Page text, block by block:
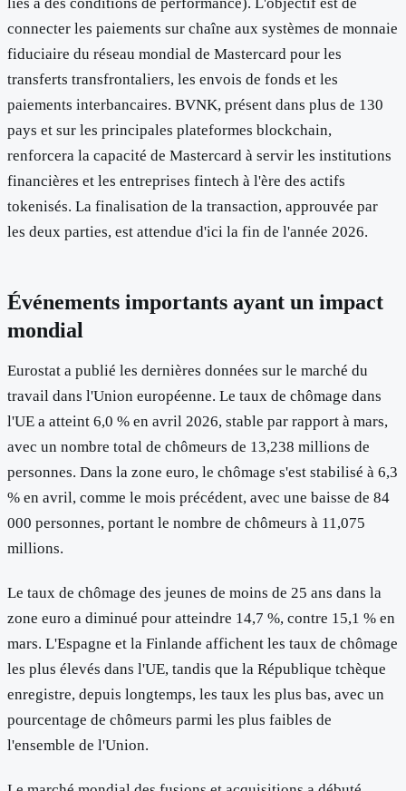
liés à des conditions de performance). L'objectif est de
connecter les paiements sur chaîne aux systèmes de monnaie
fiduciaire du réseau mondial de Mastercard pour les
transferts transfrontaliers, les envois de fonds et les
paiements interbancaires. BVNK, présent dans plus de 130
pays et sur les principales plateformes blockchain,
renforcera la capacité de Mastercard à servir les institutions
financières et les entreprises fintech à l'ère des actifs
tokenisés. La finalisation de la transaction, approuvée par
les deux parties, est attendue d'ici la fin de l'année 2026.
Événements importants ayant un impact
mondial
Eurostat a publié les dernières données sur le marché du
travail dans l'Union européenne. Le taux de chômage dans
l'UE a atteint 6,0 % en avril 2026, stable par rapport à mars,
avec un nombre total de chômeurs de 13,238 millions de
personnes. Dans la zone euro, le chômage s'est stabilisé à 6,3
% en avril, comme le mois précédent, avec une baisse de 84
000 personnes, portant le nombre de chômeurs à 11,075
millions.
Le taux de chômage des jeunes de moins de 25 ans dans la
zone euro a diminué pour atteindre 14,7 %, contre 15,1 % en
mars. L'Espagne et la Finlande affichent les taux de chômage
les plus élevés dans l'UE, tandis que la République tchèque
enregistre, depuis longtemps, les taux les plus bas, avec un
pourcentage de chômeurs parmi les plus faibles de
l'ensemble de l'Union.